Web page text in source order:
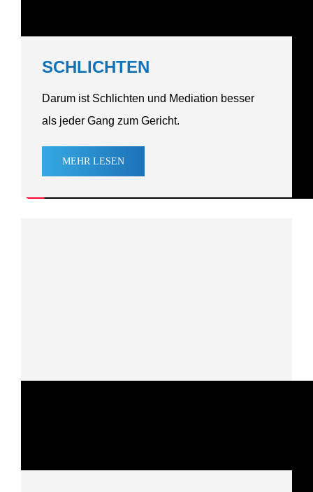
SCHLICHTEN
Darum ist Schlichten und Mediation besser
als jeder Gang zum Gericht.
MEHR LESEN